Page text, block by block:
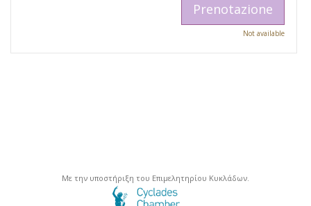
Prenotazione
Not available
Με την υποστήριξη του Επιμελητηρίου Κυκλάδων.